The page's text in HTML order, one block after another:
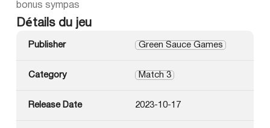
bonus sympas
Détails du jeu
Publisher Green Sauce Games
Category Match 3
Release Date 2023-10-17